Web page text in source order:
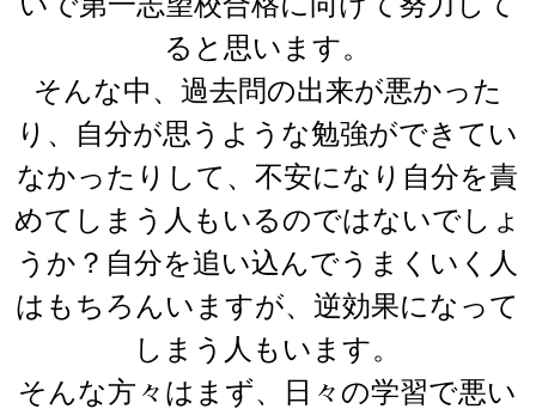
ると思います。
そんな中、過去問の出来が悪かった
り、自分が思うような勉強ができてい
なかったりして、不安になり自分を責
めてしまう人もいるのではないでしょ
うか？自分を追い込んでうまくいく人
はもちろんいますが、逆効果になって
しまう人もいます。
そんな方々はまず、日々の学習で悪い